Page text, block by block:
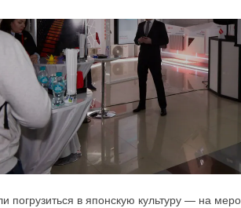
погрузиться в японскую культуру — на